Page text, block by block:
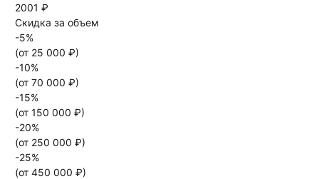
2001 ₽
Скидка за объем
-5%
(от 25 000 ₽)
-10%
(от 70 000 ₽)
-15%
(от 150 000 ₽)
-20%
(от 250 000 ₽)
-25%
(от 450 000 ₽)